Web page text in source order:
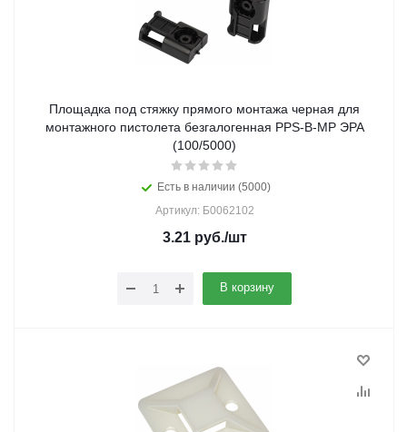
Площадка под стяжку прямого монтажа черная для
монтажного пистолета безгалогенная PPS-B-MP ЭРА
(100/5000)
Есть в наличии (5000)
Артикул: Б0062102
3.21руб./шт
В корзину